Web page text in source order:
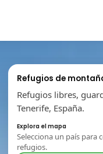
Refugios de
Refugios libres,
Tenerife, España.
Explora el mapa
Selecciona un país para
refugios.